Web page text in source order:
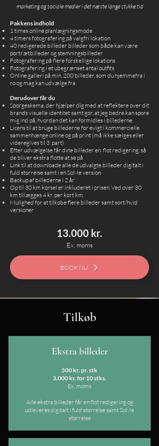
marketing og sociale medier i det næste lange stykke tid
Pakkens indhold
1 times online planlægningsmøde
4 timers fotografering på valgfri lokation
40 redigerede billeder billeder som både kan være
portrætbilleder og stemningsbilleder
Fotografering på flere forskellige lokations
Fotografering i et ubegrænset antal outfits
Online galleri på min. 200 billeder, som du hjemmefra i
ro og mag kan udvælge fra
Derudover får du
Spørgeskema, der hjælper dig med at reflektere over dit
brands visuelle identitet samt gør, at jeg bedre kan spore
mig ind på, hvordan det kan formidles i billederne.
Licens til at bruge billederne for evigt i kommercielle
sammenhænge online og på print (må ikke sælges eller
videregives til 3. part)
Efter udvælgelse får dine billeder en flot redigering, så
de bliver ekstra flotte at se på
Link til at downloade alle de udvalgte billeder digitalt i
fuld størrelse samt i en SoMe version
Backup af billederne i 2 år
Op til 30 km kørsel er inkluderet i prisen. Ved over 30
km tillægges 4 kr. per kørt km.
Mulighed for at tilkøbe flere billeder samt sort/hvid
versioner
13.000 kr.
Ex. moms
BOOK NU
Tilkøb
Ekstra billeder
500 kr. pr. stk​
3.000 kr. for 10 stks.
Ex. moms
Alle ekstra billeder får en flot redigering og
udleveres digitalt i fuld størrelse samt SoMe
størrelse